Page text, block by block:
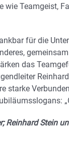
Teamgeist,
für die
das
starke
Reinhard Stein